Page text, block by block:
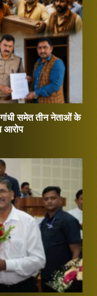
समेत तीन नेताओं के
आरोप